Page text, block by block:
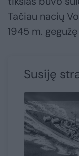
Tačiau nacių
1945 m.
Susiję